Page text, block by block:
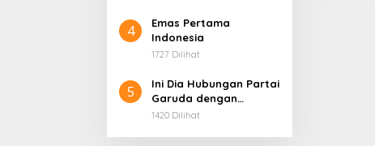
4
Emas Pertama
Indonesia
1727 Dilihat
5
Ini Dia Hubungan Partai
Garuda dengan
Gerindra
1420 Dilihat